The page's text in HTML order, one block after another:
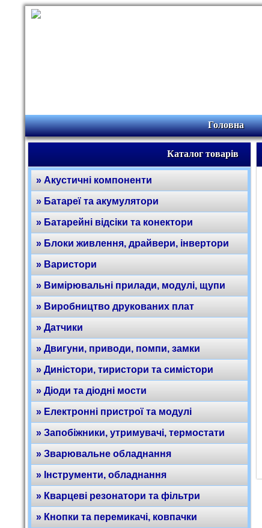
Головна
Каталог товарів
» Акустичні компоненти
» Батареї та акумулятори
» Батарейні відсіки та конектори
» Блоки живлення, драйвери, інвертори
» Варистори
» Вимірювальні прилади, модулі, щупи
» Виробництво друкованих плат
» Датчики
» Двигуни, приводи, помпи, замки
» Диністори, тиристори та симістори
» Діоди та діодні мости
» Електронні пристрої та модулі
» Запобіжники, утримувачі, термостати
» Зварювальне обладнання
» Інструменти, обладнання
» Кварцеві резонатори та фільтри
» Кнопки та перемикачі, ковпачки